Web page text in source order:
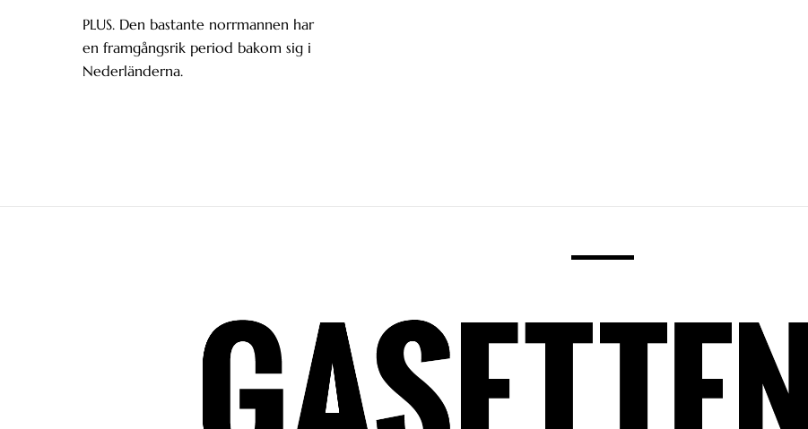
PLUS. Den bastante norrmannen har
en framgångsrik period bakom sig i
Nederländerna.